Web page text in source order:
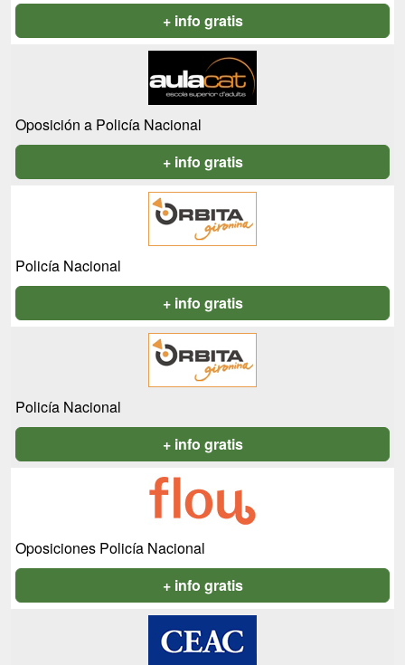
+ info gratis
Oposición a Policía Nacional
+ info gratis
Policía Nacional
+ info gratis
Policía Nacional
+ info gratis
Oposiciones Policía Nacional
+ info gratis